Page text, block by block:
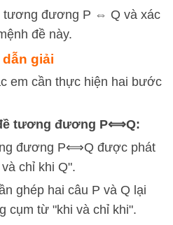
tương đương P ⇔ Q và xác
đề này.
giải
em cần thực hiện hai bước
tương đương P⟺Q:
đương P⟺Q được phát
và chỉ khi Q".
ghép hai câu P và Q lại
cụm từ "khi và chỉ khi".